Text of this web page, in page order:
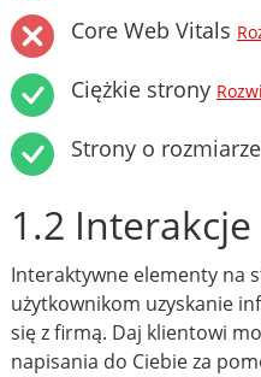
Core Web Vitals
Ciężkie strony
Strony o
1.2 Interakcje
Interaktywne elementy na
użytkownikom uzyskanie
się z firmą. Daj klientowi
napisania do Ciebie za